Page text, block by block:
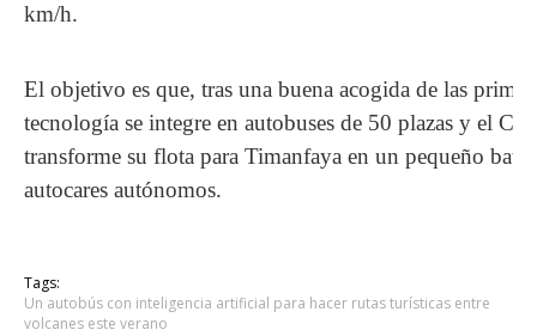
km/h.
El objetivo es que, tras una buena acogida de las
tecnología se integre en autobuses de 50 plazas y el
transforme su flota para Timanfaya en un pequeño
autocares autónomos.
Tags:
Un autobús con inteligencia artificial para hacer rutas turísticas entre
volcanes este verano